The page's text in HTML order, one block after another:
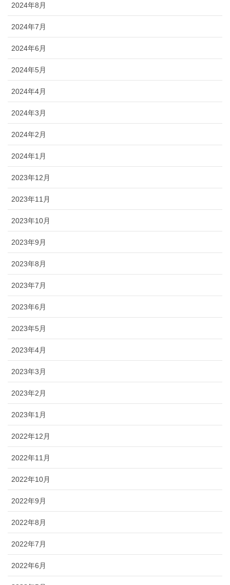
2024年8月
2024年7月
2024年6月
2024年5月
2024年4月
2024年3月
2024年2月
2024年1月
2023年12月
2023年11月
2023年10月
2023年9月
2023年8月
2023年7月
2023年6月
2023年5月
2023年4月
2023年3月
2023年2月
2023年1月
2022年12月
2022年11月
2022年10月
2022年9月
2022年8月
2022年7月
2022年6月